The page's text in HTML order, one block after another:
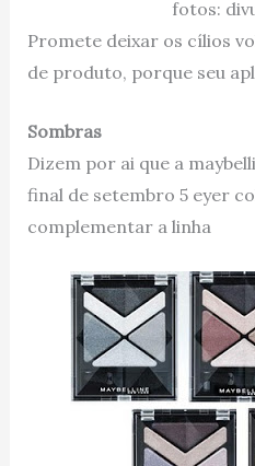
fotos:
Promete deixar os cílios
de produto, porque seu
Sombras
Dizem por ai que a
final de setembro 5 eyer
complementar a linha